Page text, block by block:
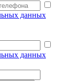
данных
данных